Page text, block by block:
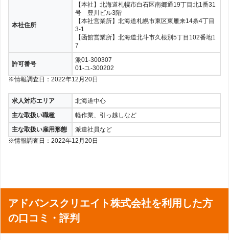
本社住所
【本社】北海道札幌市白石区南郷通19丁目北1番31
号 豊川ビル3階
【本社営業所】北海道札幌市東区東雁来14条4丁目
3-1
【函館営業所】北海道北斗市久根別5丁目102番地1
7
許可番号
派01-300307
01-ユ-300202
※情報調査日：2022年12月20日
求人対応エリア
北海道中心
主な取扱い職種
軽作業、引っ越しなど
主な取扱い雇用形態
派遣社員など
※情報調査日：2022年12月20日
アドバンスクリエイト株式会社を利用した方
の口コミ・評判